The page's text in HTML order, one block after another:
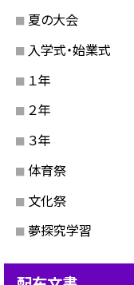
夏の大会
入学式・始業式
１年
２年
３年
体育祭
文化祭
夢探究学習